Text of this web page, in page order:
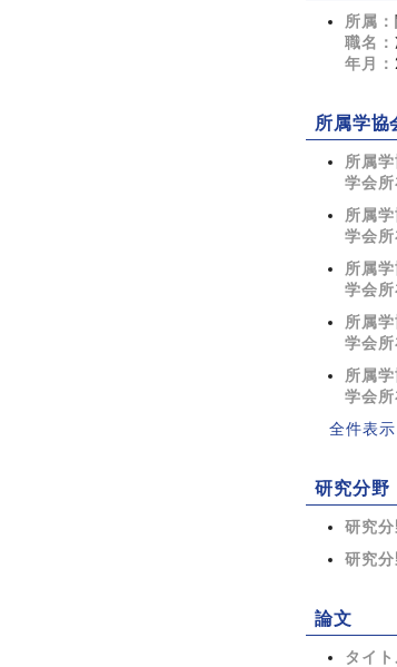
所属：
職名：
年月：
所属学協
所属学
学会所
所属学
学会所
所属学
学会所
所属学
学会所
所属学
学会所
全件表示
研究分野
研究分
研究分
論文
タイ